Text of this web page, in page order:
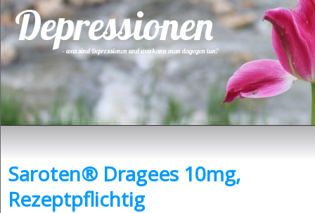
Depressionen
- was sind Depressionen und was kann man dagegen tun?
Saroten® Dragees 10mg,
Rezeptpflichtig